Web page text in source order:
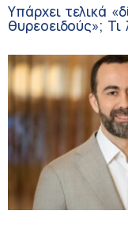
Υπάρχει τελικά
θυρεοειδούς»; Τι
συμπληρώματα